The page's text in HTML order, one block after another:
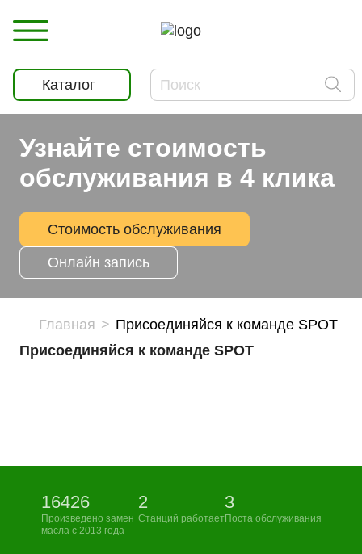
Каталог
Узнайте стоимость
обслуживания в 4 клика
Стоимость обслуживания
Онлайн запись
Главная
Присоединяйся к команде SPOT
Присоединяйся к команде SPOT
16426
Произведено замен
масла с 2013 года
2
Станций работает
3
Поста обслуживания
Онлайн запись